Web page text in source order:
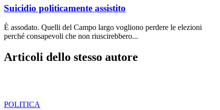
Suicidio politicamente assistito
È assodato. Quelli del Campo largo vogliono perdere le elezioni
perché consapevoli che non riuscirebbero...
Articoli dello stesso autore
POLITICA